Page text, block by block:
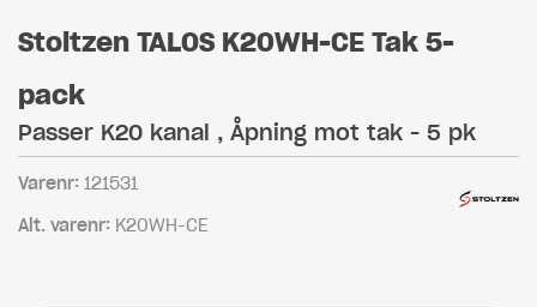
Stoltzen TALOS K20WH-CE Tak 5-
pack
Passer K20 kanal , Åpning mot tak - 5 pk
Varenr: 121531
Alt. varenr: K20WH-CE